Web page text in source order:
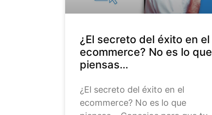
¿El secreto del éxito en el
ecommerce? No es lo que
piensas…
¿El secreto del éxito en el
ecommerce? No es lo que